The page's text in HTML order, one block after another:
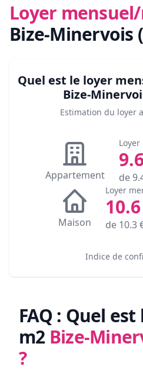
Loyer
Bize-Minervois
Quel est le loyer
Bize-
Estimation du loyer
Appartement de
Maison
Loyer
10.6
de 10.3
Indice de
FAQ : Quel
m2 Bize-
?